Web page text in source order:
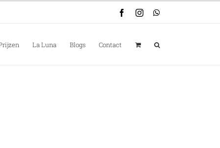
FacebookInstagramWhatsApp
La Luna Blogs Contact